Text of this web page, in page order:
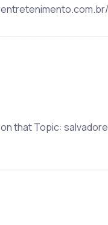
on that Topic: